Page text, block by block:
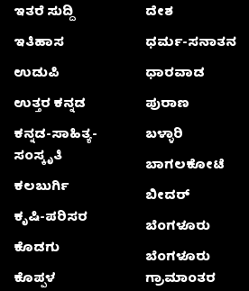
ಇತರೆ ಸುದ್ದಿ
ಇತಿಹಾಸ
ಉಡುಪಿ
ಉತ್ತರ ಕನ್ನಡ
ಕನ್ನಡ-ಸಾಹಿತ್ಯ-
ಸಂಸ್ಕೃತಿ
ಕಲಬುರ್ಗಿ
ಕೃಷಿ-ಪರಿಸರ
ಕೊಡಗು
ಕೊಪ್ಪಳ
ದೇಶ
ಧರ್ಮ-ಸನಾತನ
ಧಾರವಾಡ
ಪುರಾಣ
ಬಳ್ಳಾರಿ
ಬಾಗಲಕೋಟೆ
ಬೀದರ್
ಬೆಂಗಳೂರು
ಬೆಂಗಳೂರು
ಗ್ರಾಮಾಂತರ